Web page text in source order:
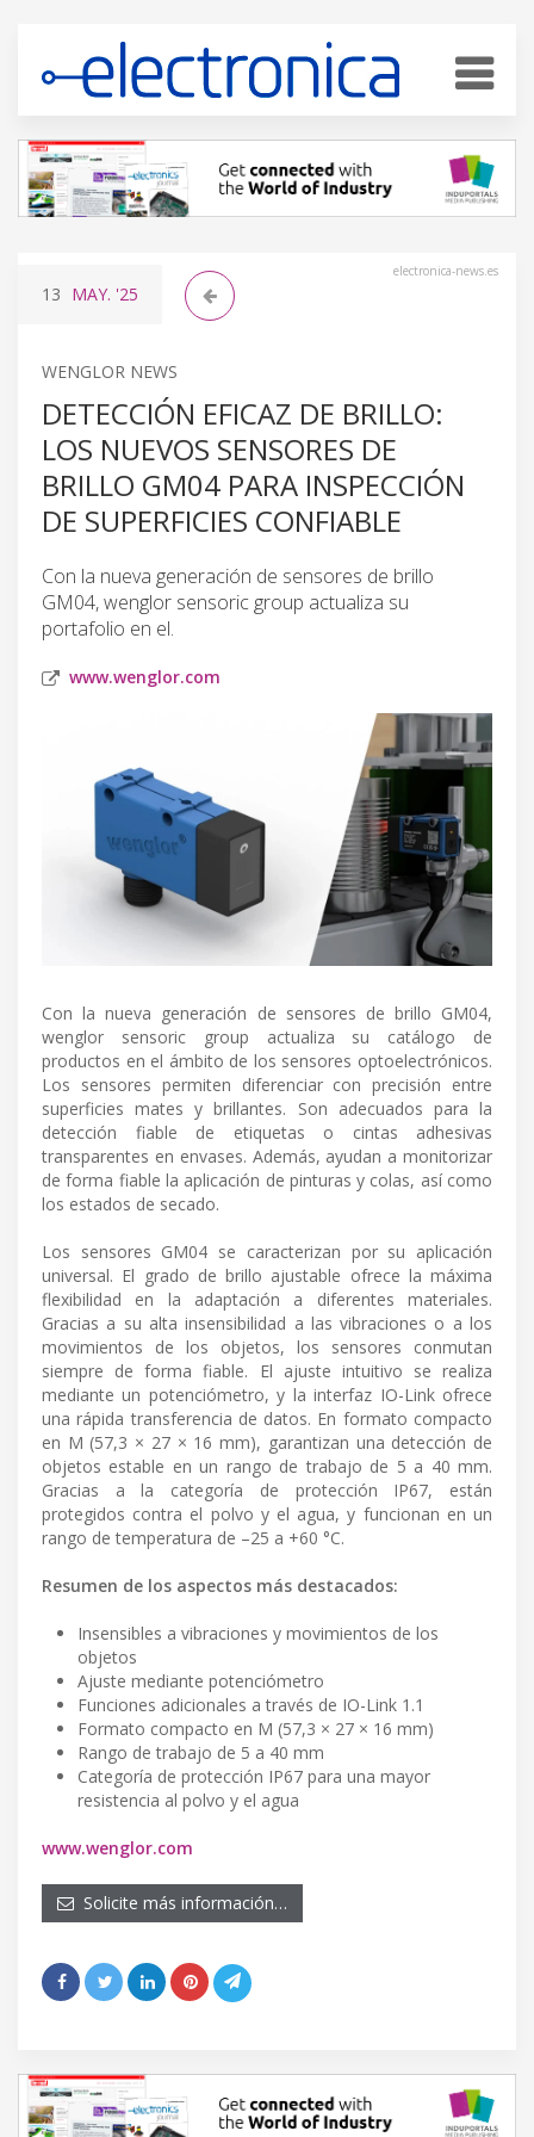
electronica-news.es
13 MAY. '25
WENGLOR NEWS
DETECCIÓN EFICAZ DE BRILLO:
LOS NUEVOS SENSORES DE
BRILLO GM04 PARA INSPECCIÓN
DE SUPERFICIES CONFIABLE
Con la nueva generación de sensores de brillo
GM04, wenglor sensoric group actualiza su
portafolio en el.
www.wenglor.com
Con la nueva generación de sensores de brillo GM04,
wenglor sensoric group actualiza su catálogo de
productos en el ámbito de los sensores optoelectrónicos.
Los sensores permiten diferenciar con precisión entre
superficies mates y brillantes. Son adecuados para la
detección fiable de etiquetas o cintas adhesivas
transparentes en envases. Además, ayudan a monitorizar
de forma fiable la aplicación de pinturas y colas, así como
los estados de secado.
Los sensores GM04 se caracterizan por su aplicación
universal. El grado de brillo ajustable ofrece la máxima
flexibilidad en la adaptación a diferentes materiales.
Gracias a su alta insensibilidad a las vibraciones o a los
movimientos de los objetos, los sensores conmutan
siempre de forma fiable. El ajuste intuitivo se realiza
mediante un potenciómetro, y la interfaz IO-Link ofrece
una rápida transferencia de datos. En formato compacto
en M (57,3 × 27 × 16 mm), garantizan una detección de
objetos estable en un rango de trabajo de 5 a 40 mm.
Gracias a la categoría de protección IP67, están
protegidos contra el polvo y el agua, y funcionan en un
rango de temperatura de –25 a +60 °C.
Resumen de los aspectos más destacados:
Insensibles a vibraciones y movimientos de los
objetos
Ajuste mediante potenciómetro
Funciones adicionales a través de IO-Link 1.1
Formato compacto en M (57,3 × 27 × 16 mm)
Rango de trabajo de 5 a 40 mm
Categoría de protección IP67 para una mayor
resistencia al polvo y el agua
www.wenglor.com
Solicite más información…